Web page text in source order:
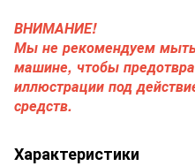
ВНИМАНИЕ!
Мы не рекомендуем
машине, чтобы
иллюстрации под
средств.
Характеристики